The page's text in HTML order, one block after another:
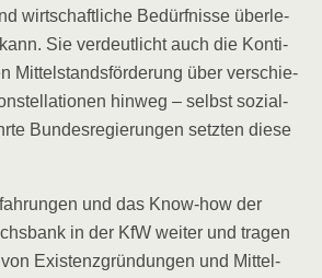
wirt­schaft­li­che Bedürf­nis­se über­le­
Sie ver­deut­licht auch die Kon­ti­
Mit­tel­stands­för­de­rung über ver­schie­
hin­weg – selbst sozi­al­
Bun­des­re­gie­run­gen setz­ten die­se
und das Know-how der
in der KfW wei­ter und tra­gen
Exis­tenz­grün­dun­gen und Mit­tel­